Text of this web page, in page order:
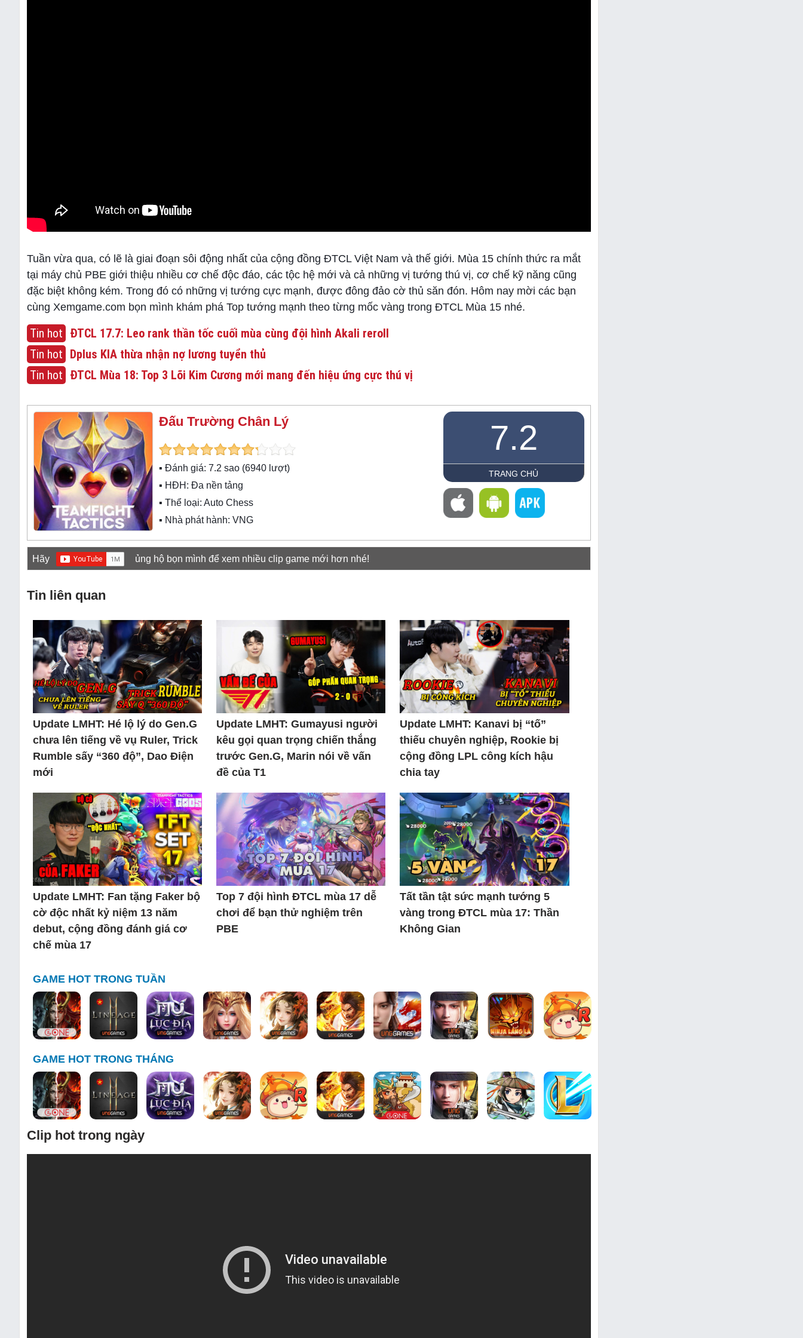
Tuần vừa qua, có lẽ là giai đoạn sôi động nhất của cộng đồng ĐTCL Việt Nam và thế giới. Mùa 15 chính thức ra mắt
tại máy chủ PBE giới thiệu nhiều cơ chế độc đáo, các tộc hệ mới và cả những vị tướng thú vị, cơ chế kỹ năng cũng
đặc biệt không kém. Trong đó có những vị tướng cực mạnh, được đông đảo cờ thủ săn đón. Hôm nay mời các bạn
cùng Xemgame.com bọn mình khám phá Top tướng mạnh theo từng mốc vàng trong ĐTCL Mùa 15 nhé.
Tin hot ĐTCL 17.7: Leo rank thần tốc cuối mùa cùng đội hình Akali reroll
Tin hot Dplus KIA thừa nhận nợ lương tuyển thủ
Tin hot ĐTCL Mùa 18: Top 3 Lõi Kim Cương mới mang đến hiệu ứng cực thú vị
Đấu Trường Chân Lý
▪ Đánh giá: 7.2 sao (6940 lượt)
▪ HĐH: Đa nền tảng
▪ Thể loại: Auto Chess
▪ Nhà phát hành: VNG
7.2
TRANG CHỦ
Hãy ủng hộ bọn mình để xem nhiều clip game mới hơn nhé!
Tin liên quan
Update LMHT: Hé lộ lý do Gen.G
chưa lên tiếng về vụ Ruler, Trick
Rumble sấy “360 độ”, Dao Điện
mới
Update LMHT: Gumayusi người
kêu gọi quan trọng chiến thắng
trước Gen.G, Marin nói về vấn
đề của T1
Update LMHT: Kanavi bị “tố”
thiếu chuyên nghiệp, Rookie bị
cộng đồng LPL công kích hậu
chia tay
Update LMHT: Fan tặng Faker bộ
cờ độc nhất kỷ niệm 13 năm
debut, cộng đồng đánh giá cơ
chế mùa 17
Top 7 đội hình ĐTCL mùa 17 dễ
chơi để bạn thử nghiệm trên
PBE
Tất tần tật sức mạnh tướng 5
vàng trong ĐTCL mùa 17: Thần
Không Gian
GAME HOT TRONG TUẦN
GAME HOT TRONG THÁNG
Clip hot trong ngày